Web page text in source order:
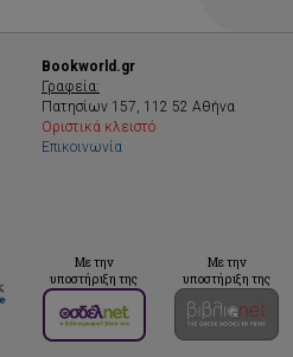
Bookworld.gr
Γραφεία:
Πατησίων 157, 112 52 Αθήνα
Οριστικά κλειστό
Επικοινωνία
Με την
υποστήριξη της
Με την
υποστήριξη της